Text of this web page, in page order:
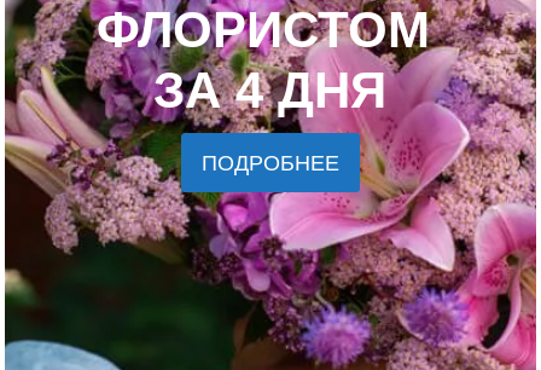
ФЛОРИСТОМ
ЗА 4 ДНЯ
ПОДРОБНЕЕ